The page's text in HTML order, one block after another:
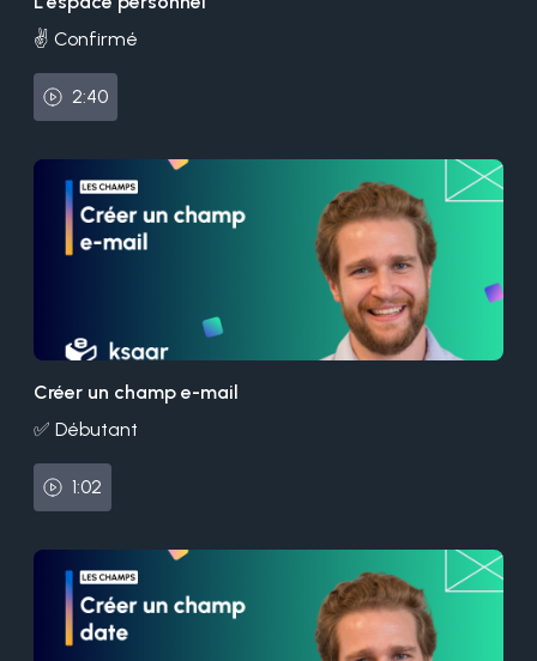
✌️ Confirmé
2:40
Créer un champ e-mail
✅ Débutant
1:02